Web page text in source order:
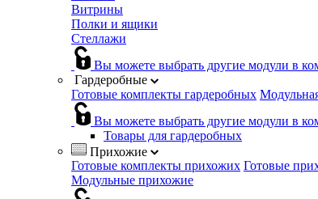
Витрины
Полки и ящики
Стеллажи
Вы можете выбрать другие модули в
Гардеробные
Готовые комплекты гардеробных
Вы можете выбрать другие модули в
Товары для гардеробных
Прихожие
Готовые комплекты прихожих Готовые
Модульные прихожие